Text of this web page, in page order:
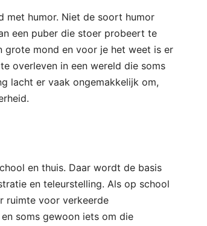
met humor. Niet de soort humor
een puber die stoer probeert te
grote mond en voor je het weet is er
overleven in een wereld die soms
lacht er vaak ongemakkelijk om,
en thuis. Daar wordt de basis
en teleurstelling. Als op school
ruimte voor verkeerde
soms gewoon iets om die